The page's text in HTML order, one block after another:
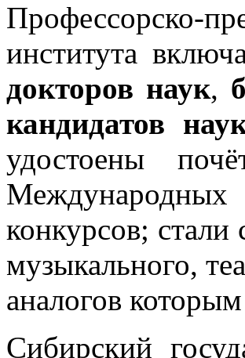
Профессорско-
института
докторов наук,
кандидатов
удостоены
конкурсов; стали
музыкального,
аналогов
Сибирский